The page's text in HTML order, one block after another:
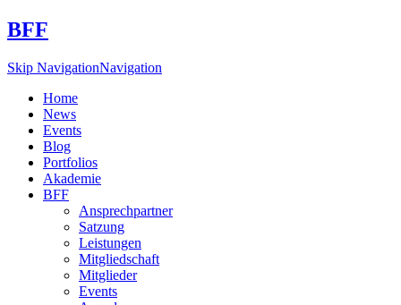
BFF
Skip NavigationNavigation
Home
News
Events
Blog
Portfolios
Akademie
BFF
Ansprechpartner
Satzung
Leistungen
Mitgliedschaft
Mitglieder
Events